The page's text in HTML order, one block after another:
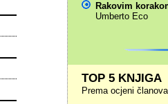
Rakovim
Umberto Eco
TOP 5 KNJIGA
Prema ocjeni članova